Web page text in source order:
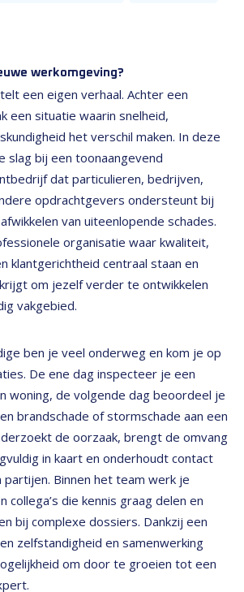
werkomgeving?
een eigen verhaal. Achter een
een situatie waarin snelheid,
het verschil maken. In deze
slag bij een toonaangevend
dat particulieren, bedrijven,
opdrachtgevers ondersteunt bij
van uiteenlopende schades.
organisatie waar kwaliteit,
klantgerichtheid centraal staan en
om jezelf verder te ontwikkelen
vakgebied.
ben je veel onderweg en kom je op
De ene dag inspecteer je een
woning, de volgende dag beoordeel je
brandschade of stormschade aan een
de oorzaak, brengt de omvang
in kaart en onderhoudt contact
Binnen het team werk je
collega’s die kennis graag delen en
bij complexe dossiers. Dankzij een
zelfstandigheid en samenwerking
om door te groeien tot een